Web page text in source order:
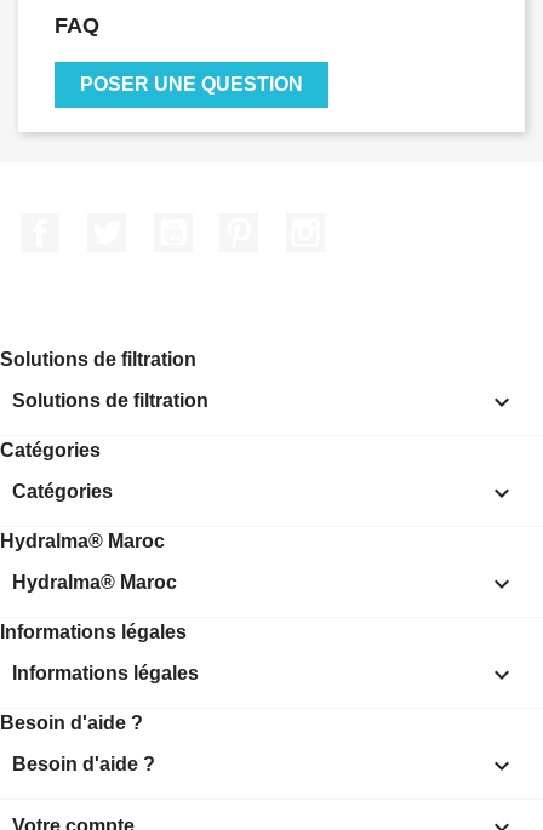
FAQ
POSER UNE QUESTION
Solutions de filtration
Solutions de filtration

Catégories
Catégories

Hydralma® Maroc
Hydralma® Maroc

Informations légales
Informations légales

Besoin d'aide ?
Besoin d'aide ?

Votre compte